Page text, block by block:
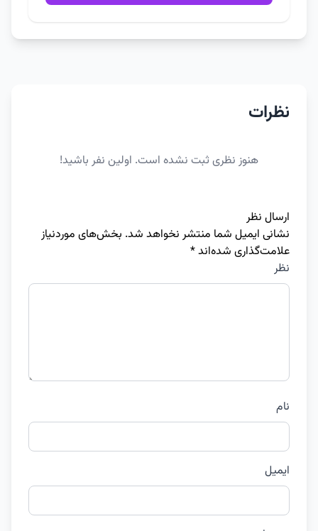
نظرات
هنوز نظری ثبت نشده است. اولین نفر باشید!
ارسال نظر
نشانی ایمیل شما منتشر نخواهد شد. بخش‌های موردنیاز
علامت‌گذاری شده‌اند*
نظر
نام
ایمیل